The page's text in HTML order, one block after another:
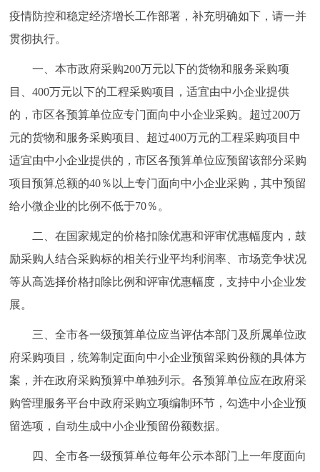
走进北京
绿色北京 图说北京 视频北京
多语种
DEUTSCH FRANÇAIS РУССКИЙ ЯЗЫК
ESPAÑOL العربية PORTUGUÊS
回到顶部
疫情防控和稳定经济增长工作部署，补充明确如下，请一并
贯彻执行。
一、本市政府采购200万元以下的货物和服务采购项
目、400万元以下的工程采购项目，适宜由中小企业提供
的，市区各预算单位应专门面向中小企业采购。超过200万
元的货物和服务采购项目、超过400万元的工程采购项目中
适宜由中小企业提供的，市区各预算单位应预留该部分采购
项目预算总额的40％以上专门面向中小企业采购，其中预留
给小微企业的比例不低于70％。
二、在国家规定的价格扣除优惠和评审优惠幅度内，鼓
励采购人结合采购标的相关行业平均利润率、市场竞争状况
等从高选择价格扣除比例和评审优惠幅度，支持中小企业发
展。
三、全市各一级预算单位应当评估本部门及所属单位政
府采购项目，统筹制定面向中小企业预留采购份额的具体方
案，并在政府采购预算中单独列示。各预算单位应在政府采
购管理服务平台中政府采购立项编制环节，勾选中小企业预
留选项，自动生成中小企业预留份额数据。
四、全市各一级预算单位每年公示本部门上一年度面向